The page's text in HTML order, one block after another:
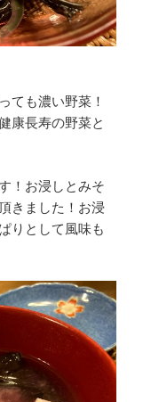
ても濃い野菜！
康長寿の野菜と
！お浸しとみそ
きました！お浸
りとして風味も